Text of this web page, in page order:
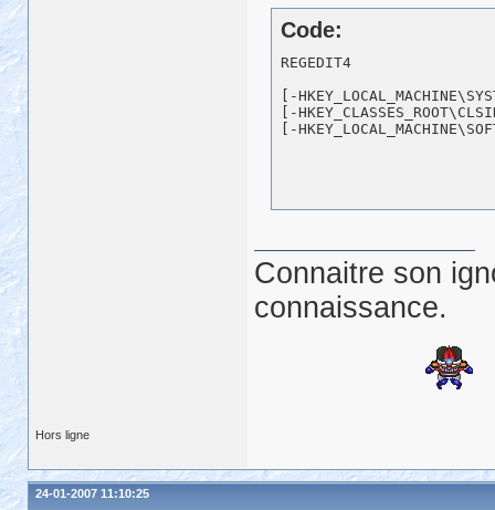
echo Charts
regsvr32.exe /u /s
if ERRORLEVEL 1 goto
del
exit 0
echo ***desInstallation
Code:
REGEDIT4
[-
[-
Connaitre son
connaissance.
Hors ligne
24-01-2007 11:10:25